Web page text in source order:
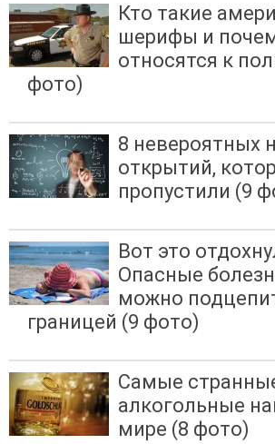
Кто такие
шерифы и
относятся к
фото)
8 невероятных
открытий,
пропустили (9
Вот это
Опасные
можно
границей (9 фото)
Самые
алкогольные
мире (8 фото)